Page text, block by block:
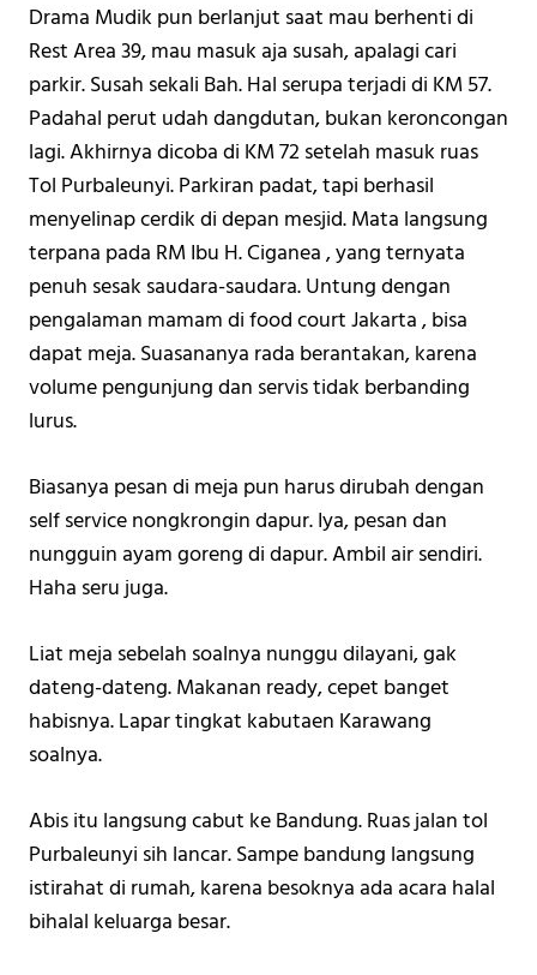
Drama Mudik pun berlanjut saat mau berhenti di
Rest Area 39, mau masuk aja susah, apalagi cari
parkir. Susah sekali Bah. Hal serupa terjadi di KM 57.
Padahal perut udah dangdutan, bukan keroncongan
lagi. Akhirnya dicoba di KM 72 setelah masuk ruas
Tol Purbaleunyi. Parkiran padat, tapi berhasil
menyelinap cerdik di depan mesjid. Mata langsung
terpana pada RM Ibu H. Ciganea , yang ternyata
penuh sesak saudara-saudara. Untung dengan
pengalaman mamam di food court Jakarta , bisa
dapat meja. Suasananya rada berantakan, karena
volume pengunjung dan servis tidak berbanding
lurus.
Biasanya pesan di meja pun harus dirubah dengan
self service nongkrongin dapur. Iya, pesan dan
nungguin ayam goreng di dapur. Ambil air sendiri.
Haha seru juga.
Liat meja sebelah soalnya nunggu dilayani, gak
dateng-dateng. Makanan ready, cepet banget
habisnya. Lapar tingkat kabutaen Karawang
soalnya.
Abis itu langsung cabut ke Bandung. Ruas jalan tol
Purbaleunyi sih lancar. Sampe bandung langsung
istirahat di rumah, karena besoknya ada acara halal
bihalal keluarga besar.